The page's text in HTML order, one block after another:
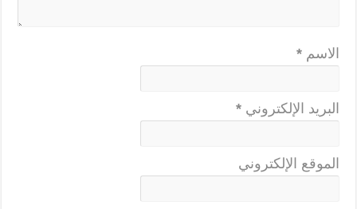
الاسم*
البريد الإلكتروني*
الموقع الإلكتروني